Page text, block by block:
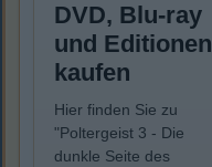
DVD, Blu-ray
und Editionen
kaufen
Hier finden Sie zu
"Poltergeist 3 - Die
dunkle Seite des